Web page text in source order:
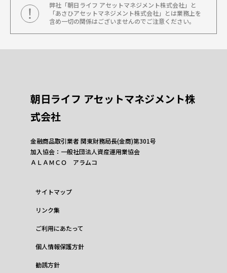
弊社「朝日ライフ アセットマネジメント株式会社」と
「あさひアセットマネジメント株式会社」とは業務上を
含め一切の関係はございませんのでご注意ください。
朝日ライフ アセットマネジメント株
式会社
金融商品取引業者 関東財務局長(金商)第301号
加入協会：一般社団法人資産運用業協会
ＡＬＡＭＣＯ アラムコ
サイトマップ
リンク集
ご利用にあたって
個人情報保護方針
勧誘方針